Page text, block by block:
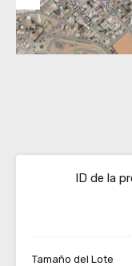
Previous
ID de la
Tamaño del Lote